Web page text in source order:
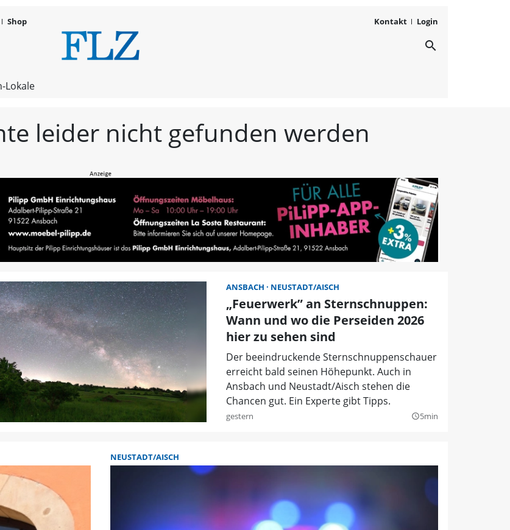
Shop Kontakt Login
FLZ – Nachrichten aus search
Lokale
leider nicht gefunden werden
ANSBACH NEUSTADT/AISCH
„Feuerwerk” an Sternschnuppen:
Wann und wo die Perseiden 2026
hier zu sehen sind
Der beeindruckende Sternschnuppenschauer
erreicht bald seinen Höhepunkt. Auch in
Ansbach und Neustadt/Aisch stehen die
Chancen gut. Ein Experte gibt Tipps.
gestern query_builder5min
NEUSTADT/AISCH